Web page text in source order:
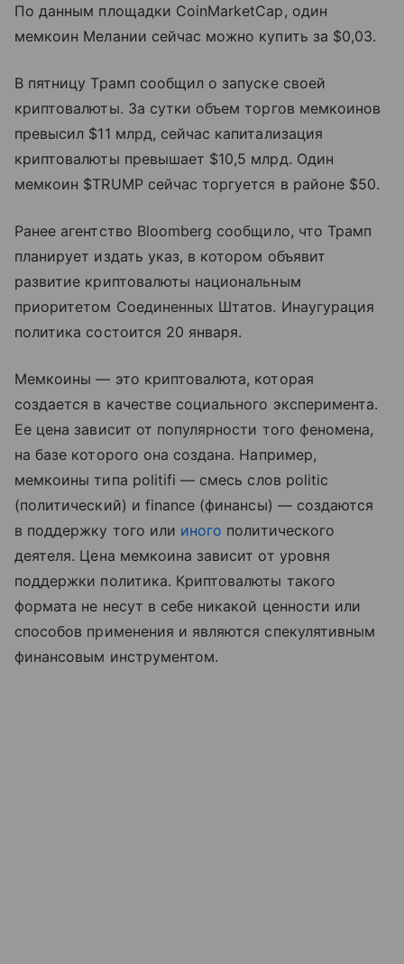
По данным площадки CoinMarketCap, один
мемкоин Мелании сейчас можно купить за $0,03.
В пятницу Трамп сообщил о запуске своей
криптовалюты. За сутки объем торгов мемкоинов
превысил $11 млрд, сейчас капитализация
криптовалюты превышает $10,5 млрд. Один
мемкоин $TRUMP сейчас торгуется в районе $50.
Ранее агентство Bloomberg сообщило, что Трамп
планирует издать указ, в котором объявит
развитие криптовалюты национальным
приоритетом Соединенных Штатов. Инаугурация
политика состоится 20 января.
Мемкоины — это криптовалюта, которая
создается в качестве социального эксперимента.
Ее цена зависит от популярности того феномена,
на базе которого она создана. Например,
мемкоины типа politifi — смесь слов politic
(политический) и finance (финансы) — создаются
в поддержку того или иного политического
деятеля. Цена мемкоина зависит от уровня
поддержки политика. Криптовалюты такого
формата не несут в себе никакой ценности или
способов применения и являются спекулятивным
финансовым инструментом.